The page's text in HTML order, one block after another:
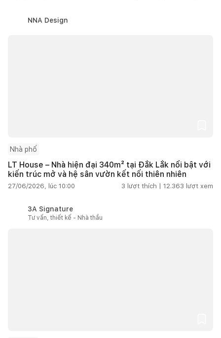
NNA Design
Nhà phố
LT House – Nhà hiện đại 340m² tại Đắk Lắk nổi bật với
kiến trúc mở và hệ sân vườn kết nối thiên nhiên
27/06/2026, lúc 10:00 3 lượt thích | 12.363 lượt xem
3A Signature
Tư vấn, thiết kế - Nhà thầu